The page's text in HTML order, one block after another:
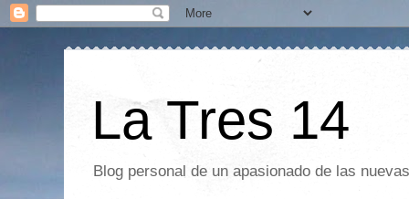
La Tres 14
Blog personal de un apasionado de las